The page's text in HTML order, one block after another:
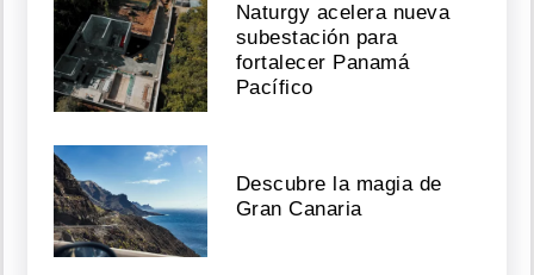
Naturgy acelera nueva
subestación para
fortalecer Panamá
Pacífico
Descubre la magia de
Gran Canaria